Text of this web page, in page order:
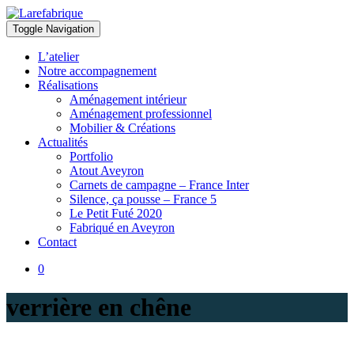
Larefabrique
Larefabrique – Aménagement intérieur design pour pro et particuliers
Toggle Navigation
L’atelier
Notre accompagnement
Réalisations
Aménagement intérieur
Aménagement professionnel
Mobilier & Créations
Actualités
Portfolio
Atout Aveyron
Carnets de campagne – France Inter
Silence, ça pousse – France 5
Le Petit Futé 2020
Fabriqué en Aveyron
Contact
0
verrière en chêne